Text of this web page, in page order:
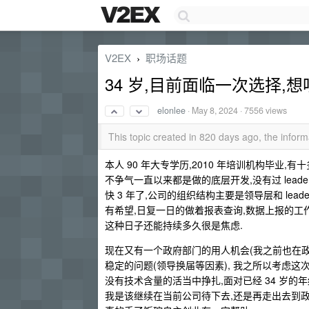
V2EX › 职场话题
34 岁,目前面临一次选择,
elonlee · May 8, 2024 · 7556 views
This topic created in 820 days ago, the
本人 90 年大专学历,2010 年培训机构毕业,有
不争气一直以来都是做的底层开发,没有过
快 3 年了,公司的组织结构主要是领导层和
有希望,日复一日的做着报表查询,数据上报的
这种日子还能持续多久很是焦虑.
现在又有一个政府部门的用人机会(我之前也在
稳定的问题(领导换届等因素), 我之所以考虑这
没有技术含量的活当中挣扎,面对已经 34 岁的
我是该继续在当前公司待下去,还是再走出去到